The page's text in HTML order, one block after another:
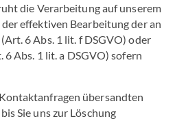
die Verarbeitung auf unserem
effektiven Bearbeitung der an
6 Abs. 1 lit. f DSGVO) oder
Abs. 1 lit. a DSGVO) sofern
übersandten
Sie uns zur Löschung